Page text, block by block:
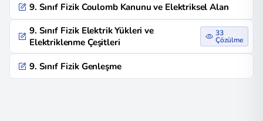
9. Sınıf Fizik Coulomb Kanunu ve Elektriksel Alan
9. Sınıf Fizik Elektrik Yükleri ve
Elektriklenme Çeşitleri
33
Çözülme
9. Sınıf Fizik Genleşme